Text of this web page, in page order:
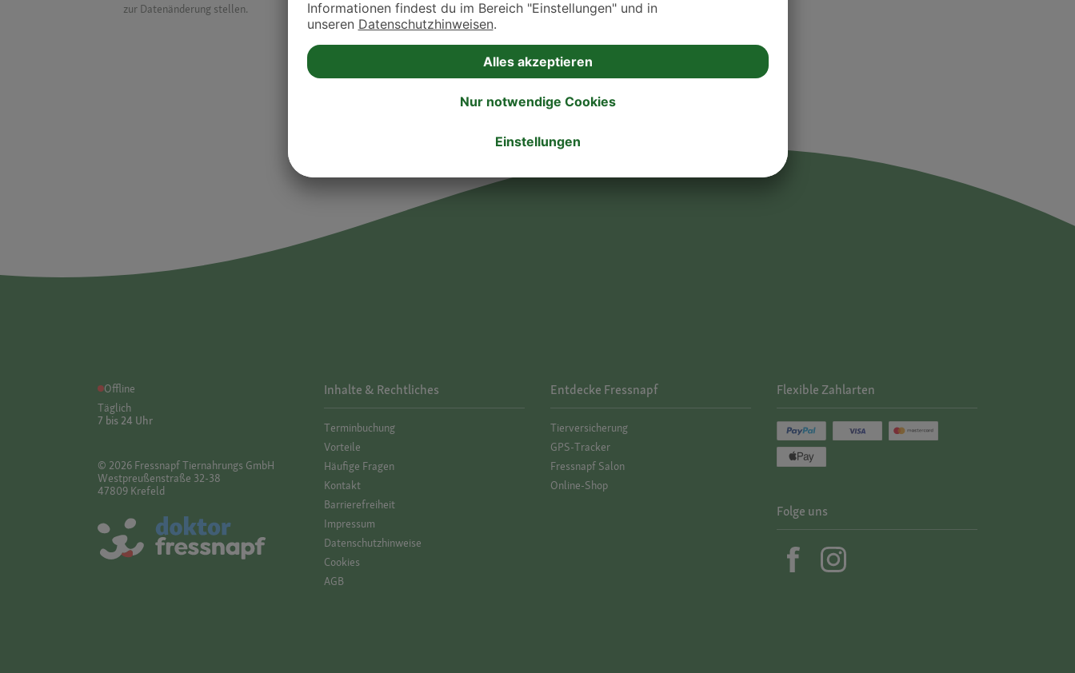
zur Datenänderung stellen.
Offline
Täglich
7 bis 24 Uhr
© 2026 Fressnapf Tiernahrungs GmbH
Westpreußenstraße 32-38
47809 Krefeld
Inhalte & Rechtliches
Termin­buchung
Vorteile
Häufige Fragen
Kontakt
Barrierefreiheit
Impressum
Datenschutz­hinweise
Cookies
AGB
Entdecke Fressnapf
Tierversicherung
GPS-Tracker
Fressnapf Salon
Online-Shop
Flexible Zahlarten
Folge uns